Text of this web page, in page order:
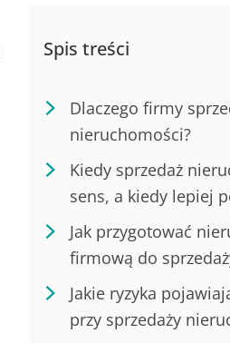
Spis treści
Dlaczego firmy
nieruchomości?
Kiedy sprzedaż
sens, a kiedy lepiej
Jak przygotować
firmową do
Jakie ryzyka
przy sprzedaży